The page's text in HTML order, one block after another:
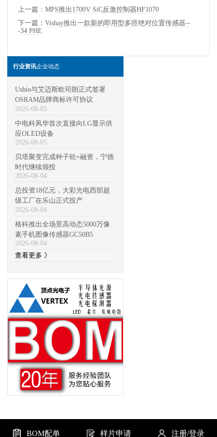
上一篇： MPS推出1700V SiC反激控制器HF1070
下一篇： Vishay推出一款新的即用型多匝绝对位置传感器--
-34 PHE
行业资讯企业动态
Ushio与艾迈斯欧司朗正式签署
OSRAM品牌商标许可协议
2026-08-05
中电科风华首次直接向LG显示供
应OLED设备
2026-08-05
贝塔聚变完成种子轮+融资，宁德
时代继续领投
2026-08-04
总投资18亿元，大彩光电西部超
级工厂在乐山正式投产
2026-08-04
格科推出全场景高动态5000万像
素手机图像传感器GC50B5
2026-08-04
查看更多 》
BOM配单 样片申请 注册/登录